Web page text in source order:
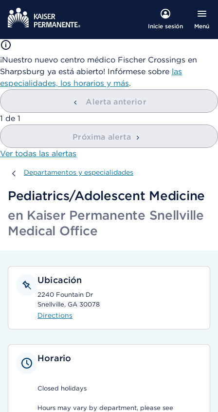
Inicie sesión Menú
¡Nuestro nuevo centro médico Fischer Crossings en
Sharpsburg ya está abierto! Infórmese sobre las
especialidades, los horarios y más.
Alerta anterior
mostrando
1 de 1
Próxima alerta
Ver todas las alertas
Departamentos y especialidades
Departamentos y especialidades
Pediatrics/Adolescent Medicine
en Kaiser Permanente Snellville
Medical Office
Ubicación
2240 Fountain Dr
Snellville, GA 30078
Directions
Horario
Closed holidays
Hours may vary by department, please see